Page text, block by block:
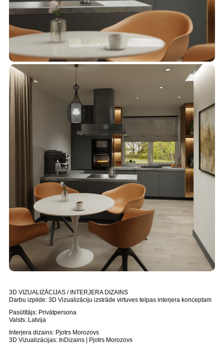
3D VIZUALIZĀCIJAS / INTERJERA DIZAINS
Darbu izpilde: 3D Vizualizāciju izstrāde virtuves telpas interjera konceptam
Pasūtītājs: Privātpersona
Valsts: Latvija
Interjera dizains: Pjotrs Morozovs
3D Vizualizācijas: InDizains | Pjotrs Morozovs